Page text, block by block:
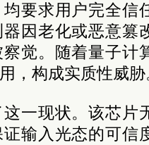
要求用户完全信
因老化或恶意篡
觉。随着量子计
，构成实质性威胁
一现状。该芯片
输入光态的可信